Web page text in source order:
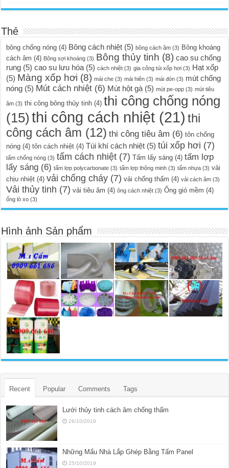
Thẻ
bông chống nóng (4) Bông cách nhiệt (5) bông cách âm (3) Bông khoáng
cách âm (4) Bông sợi khoáng (3) Bông thủy tinh (8) cao su chống
rung (5) cao su lưu hóa (5) cách nhiệt (3) gia công túi xốp hơi (3) Hạt xốp
(5) Màng xốp hơi (8) mái che (3) mái hiên (3) mái đón (3) mút chống
nóng (5) Mút cách nhiệt (6) Mút hột gà (5) mút pe-opp (3) mút tiêu
âm (3) thi công bông thủy tinh (4) thi công chống nóng
(15) thi công cách nhiệt (21) thi
công cách âm (12) thi công tiêu âm (6) tôn chống
nóng (4) tôn cách nhiệt (4) Túi khí cách nhiệt (5) túi xốp hơi (7)
tấm chống nóng (3) tấm cách nhiệt (7) Tấm lấy sáng (4) tấm lợp
lấy sáng (6) tấm lợp polycarbonate (3) tấm lợp thông minh (3) tấm nhựa (3) vải
chịu nhiệt (4) vải chống cháy (7) vải chống thấm (4) vải cách âm (3)
Vải thủy tinh (7) vải tiêu âm (4) ông cách nhiệt (3) Ống gió mềm (4)
ống lò xo (3)
Hình ảnh Sản phẩm
Recent Popular Comments Tags
Lưới thủy tinh cách âm chống thấm
26/10/2019
Những Mẩu Nhà Lắp Ghép Bằng Tấm Panel
25/10/2019